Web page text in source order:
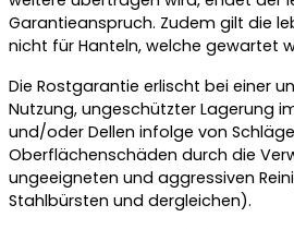
Garantieanspruch. Zudem gilt die
nicht für Hanteln, welche gewartet
Die Rostgarantie erlischt bei einer
Nutzung, ungeschützter Lagerung
und/oder Dellen infolge von
Oberflächenschäden durch die
ungeeigneten und aggressiven
Stahlbürsten und dergleichen).